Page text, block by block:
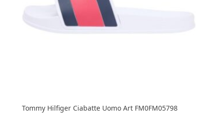
Tommy Hilfiger Ciabatte Uomo Art FM0FM05798